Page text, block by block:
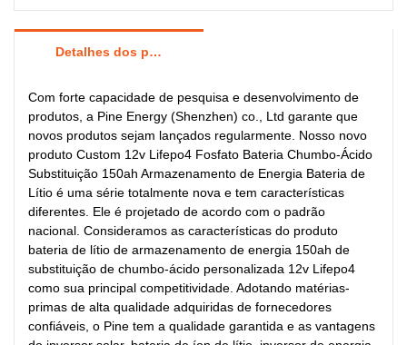
Detalhes dos produtos
Com forte capacidade de pesquisa e desenvolvimento de
produtos, a Pine Energy (Shenzhen) co., Ltd garante que
novos produtos sejam lançados regularmente. Nosso novo
produto Custom 12v Lifepo4 Fosfato Bateria Chumbo-Ácido
Substituição 150ah Armazenamento de Energia Bateria de
Lítio é uma série totalmente nova e tem características
diferentes. Ele é projetado de acordo com o padrão
nacional. Consideramos as características do produto
bateria de lítio de armazenamento de energia 150ah de
substituição de chumbo-ácido personalizada 12v Lifepo4
como sua principal competitividade. Adotando matérias-
primas de alta qualidade adquiridas de fornecedores
confiáveis, o Pine tem a qualidade garantida e as vantagens